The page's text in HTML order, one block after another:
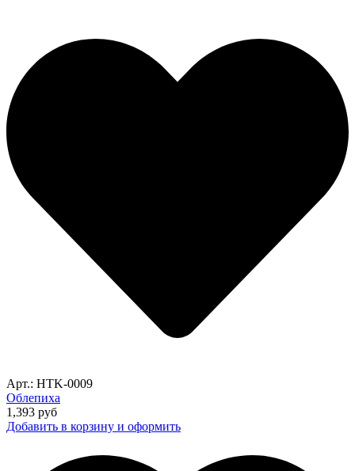
Арт.: HTK-0009
Облепиха
1,393 руб
Добавить в корзину и оформить